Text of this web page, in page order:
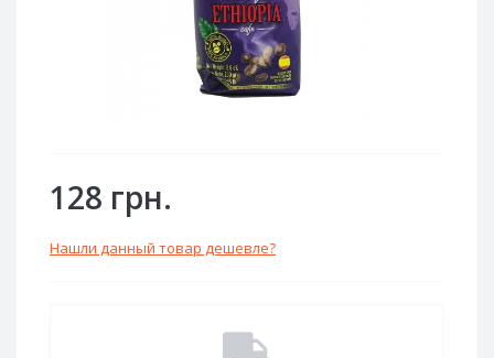
128 грн.
Нашли данный товар дешевле?